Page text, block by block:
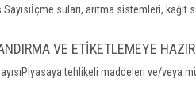
suları, arıtma sistemleri, kağıt
VE ETİKETLEMEYE
tehlikeli maddeleri ve/veya